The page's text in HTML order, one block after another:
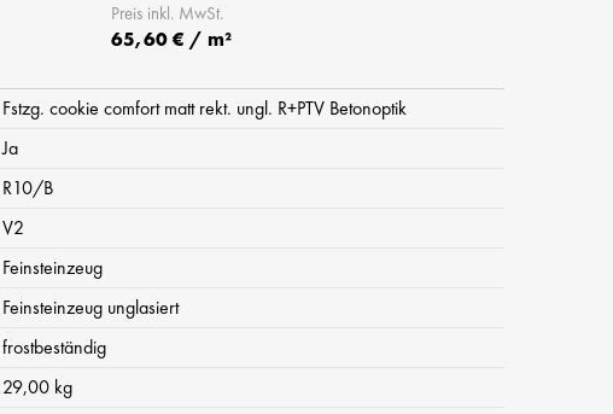
Preis inkl. MwSt.
65,60 € / m²
Fstzg. cookie comfort matt rekt. ungl. R+PTV Betonoptik
Ja
R10/B
V2
Feinsteinzeug
Feinsteinzeug unglasiert
frostbeständig
29,00 kg